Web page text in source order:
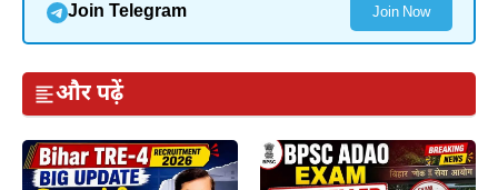
Join Telegram Join Now
और पढ़ें